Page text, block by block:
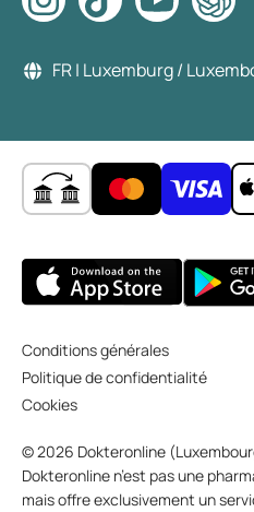
FR | Luxemburg /
Conditions générales
Politique de confidentialité
Cookies
© 2026 Dokteronline
Dokteronline n’est pas une
mais offre exclusivement un